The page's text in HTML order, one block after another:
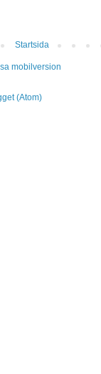
Startsida
mobilversion
(Atom)